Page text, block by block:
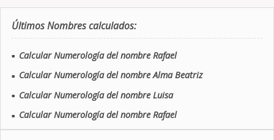
Últimos Nombres calculados:
■ Calcular Numerología del nombre Rafael
■ Calcular Numerología del nombre Alma Beatriz
■ Calcular Numerología del nombre Luisa
■ Calcular Numerología del nombre Rafael